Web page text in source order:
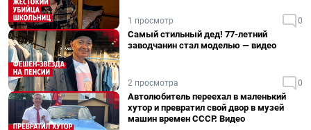
1 просмотр 0
Самый стильный дед! 77-летний
заводчанин стал моделью — видео
2 просмотра 0
Автолюбитель переехал в маленький
хутор и превратил свой двор в музей
машин времен СССР. Видео